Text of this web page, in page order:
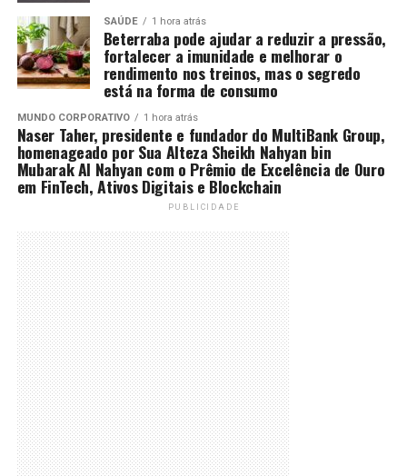
SAÚDE 1 hora atrás
Beterraba pode ajudar a reduzir a pressão,
fortalecer a imunidade e melhorar o
rendimento nos treinos, mas o segredo
está na forma de consumo
MUNDO CORPORATIVO 1 hora atrás
Naser Taher, presidente e fundador do MultiBank Group,
homenageado por Sua Alteza Sheikh Nahyan bin
Mubarak Al Nahyan com o Prêmio de Excelência de Ouro
em FinTech, Ativos Digitais e Blockchain
PUBLICIDADE